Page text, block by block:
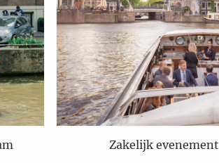
Zakelijk evenement